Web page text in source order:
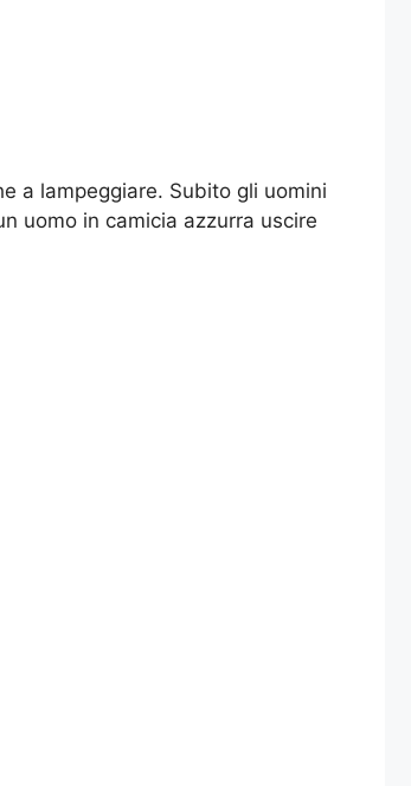
a lampeggiare. Subito gli uomini
uomo in camicia azzurra uscire